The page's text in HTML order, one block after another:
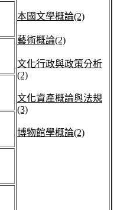
本國文學概論(2)
藝術概論(2)
文化行政與政策分析
(2)
文化資產概論與法規
(3)
博物館學概論(2)